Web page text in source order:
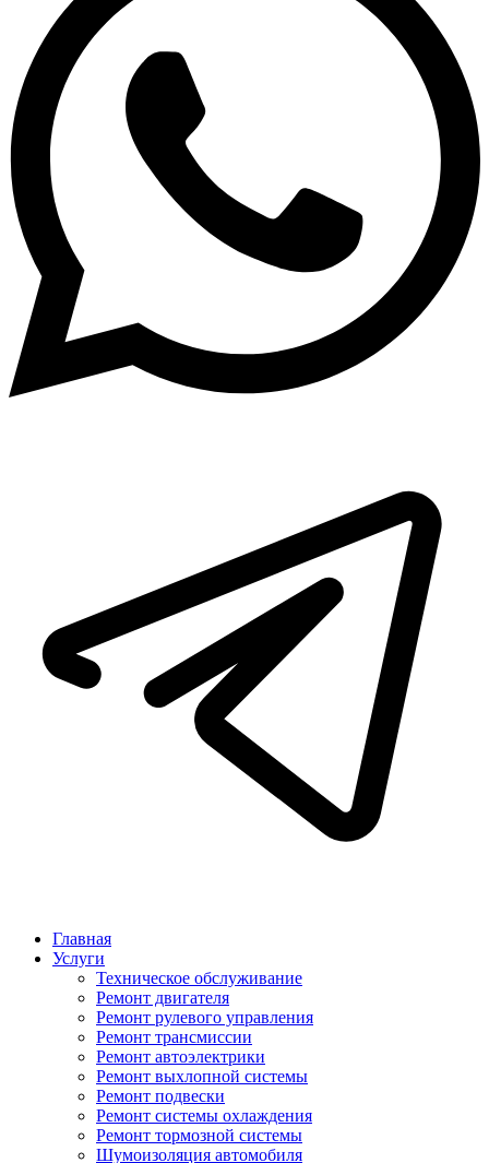
Главная
Услуги
Техническое обслуживание
Ремонт двигателя
Ремонт рулевого управления
Ремонт трансмиссии
Ремонт автоэлектрики
Ремонт выхлопной системы
Ремонт подвески
Ремонт системы охлаждения
Ремонт тормозной системы
Шумоизоляция автомобиля